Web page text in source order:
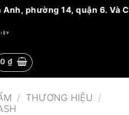
phường 14, quận 6. Và
0 ₫
/ THƯƠNG HIỆU /